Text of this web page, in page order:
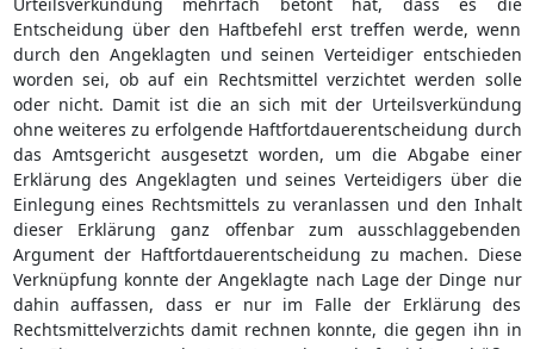
Entscheidung über den Haftbefehl erst treffen werde, wenn
durch den Angeklagten und seinen Verteidiger entschieden
worden sei, ob auf ein Rechtsmittel verzichtet werden solle
oder nicht. Damit ist die an sich mit der Urteilsverkündung
ohne weiteres zu erfolgende Haftfortdauerentscheidung durch
das Amtsgericht ausgesetzt worden, um die Abgabe einer
Erklärung des Angeklagten und seines Verteidigers über die
Einlegung eines Rechtsmittels zu veranlassen und den Inhalt
dieser Erklärung ganz offenbar zum ausschlaggebenden
Argument der Haftfortdauerentscheidung zu machen. Diese
Verknüpfung konnte der Angeklagte nach Lage der Dinge nur
dahin auffassen, dass er nur im Falle der Erklärung des
Rechtsmittelverzichts damit rechnen konnte, die gegen ihn in